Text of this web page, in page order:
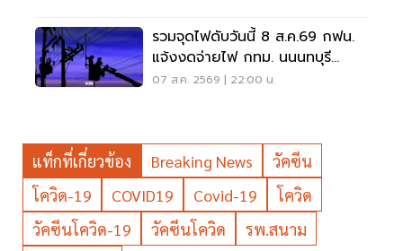
รวมจุดไฟดับวันนี้ 8 ส.ค.69 กฟน.
แจ้งงดจ่ายไฟ กทม. นนนทบุรี
สมุทรปราการ
07 ส.ค. 2569 | 22:00 น.
แท็กที่เกี่ยวข้อง Breaking News
วัคซีน
โควิด-19
COVID19 Covid-19
โควิด
วัคซีนโควิด-19
วัคซีนโควิด
รพ.สนาม